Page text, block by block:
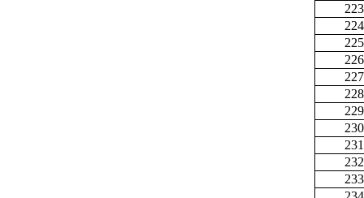
223
224
225
226
227
228
229
230
231
232
233